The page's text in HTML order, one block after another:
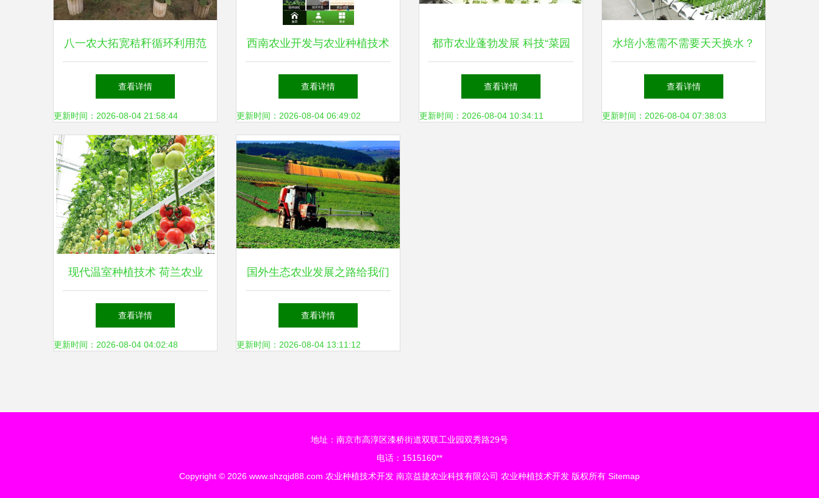
八一农大拓宽秸秆循环利用范
围 开辟农业资源转化新路径
查看详情
更新时间：2026-08-04 21:58:44
西南农业开发与农业种植技术
下载指南
查看详情
更新时间：2026-08-04 06:49:02
都市农业蓬勃发展 科技“菜园
子”添彩城市生活的绿色经济
样本
查看详情
更新时间：2026-08-04 10:34:11
水培小葱需不需要天天换水？
权威种植技术详解与四季管理
方案
查看详情
更新时间：2026-08-04 07:38:03
现代温室种植技术 荷兰农业
强国的秘密武器
查看详情
更新时间：2026-08-04 04:02:48
国外生态农业发展之路给我们
的启示有哪些？
查看详情
更新时间：2026-08-04 13:11:12
地址：南京市高淳区漆桥街道双联工业园双秀路29号
电话：1515160**
Copyright © 2026 www.shzqjd88.com 农业种植技术开发 南京益捷农业科技有限公司 农业种植技术开发 版权所有 Sitemap